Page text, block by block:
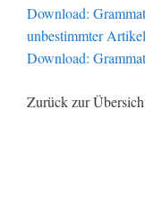
Download:
unbestimmter Artikel
Download:
Zurück zur